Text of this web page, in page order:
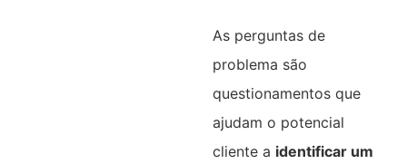
As perguntas de
problema são
questionamentos que
ajudam o potencial
cliente a identificar um